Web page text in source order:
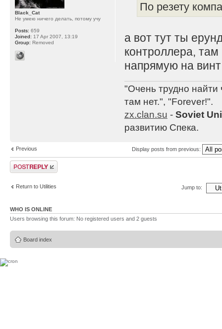
По резету
а вот тут ты
контроллера,
напрямую на винт
"Очень трудно найти
там нет.", "Forever!".
zx.clan.su - Soviet
развитию Спека.
Black_Cat
Не умею ничего делать, потому учу
Posts: 659
Joined: 17 Apr 2007, 13:19
Group: Removed
Previous Display posts from previous:
Post a reply
Return to Utilities Jump to:
WHO IS ONLINE
Users browsing this forum: No registered users and 2 guests
Board index